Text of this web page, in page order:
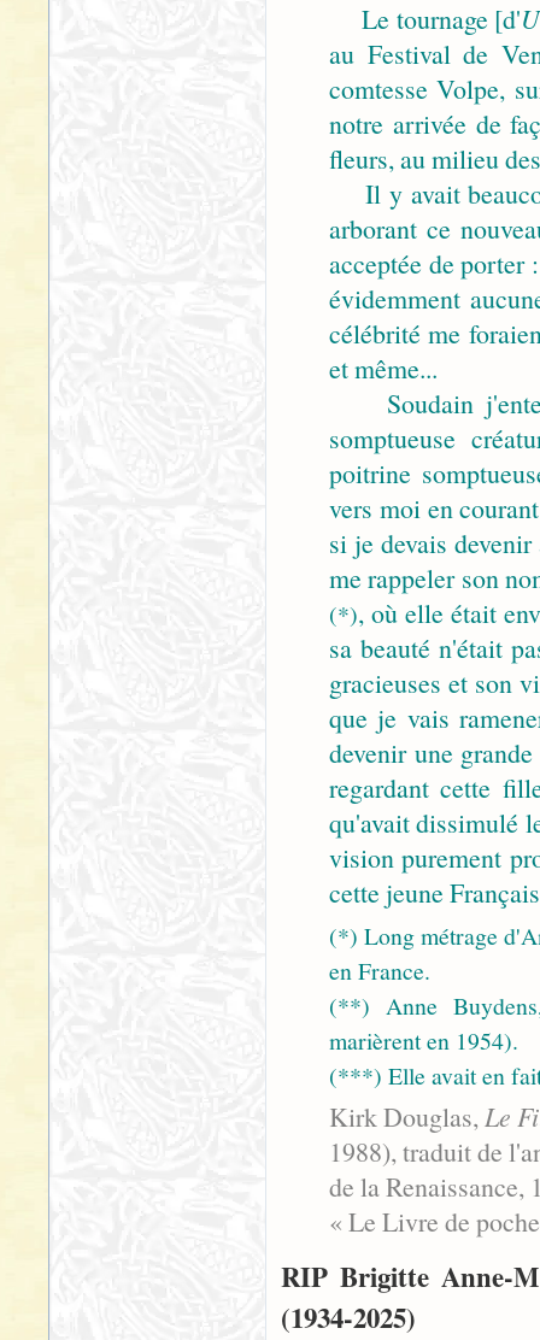
Le tournage [d'
au Festival de
comtesse Volpe,
notre arrivée de
fleurs, au milieu
Il y avait
arborant ce
acceptée de porter
évidemment
célébrité me
et même...
Soudain
somptueuse
poitrine
vers moi en
si je devais
me rappeler son
(*), où elle était
sa beauté n'était
gracieuses et son
que je vais
devenir une
regardant cette
qu'avait dissimulé
vision purement
cette jeune
(*) Long métrage
en France.
(**) Anne
marièrent en 1954).
(***) Elle avait en
Kirk Douglas,Le
1988), traduit de
de la Renaissance,
« Le Livre de
RIP Brigitte Anne-
(1934-2025)